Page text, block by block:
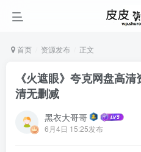
首页 资源发布 正文
《火遮眼》夸克网盘高
清无删减
黑衣大哥哥
6月4日 15:25发布